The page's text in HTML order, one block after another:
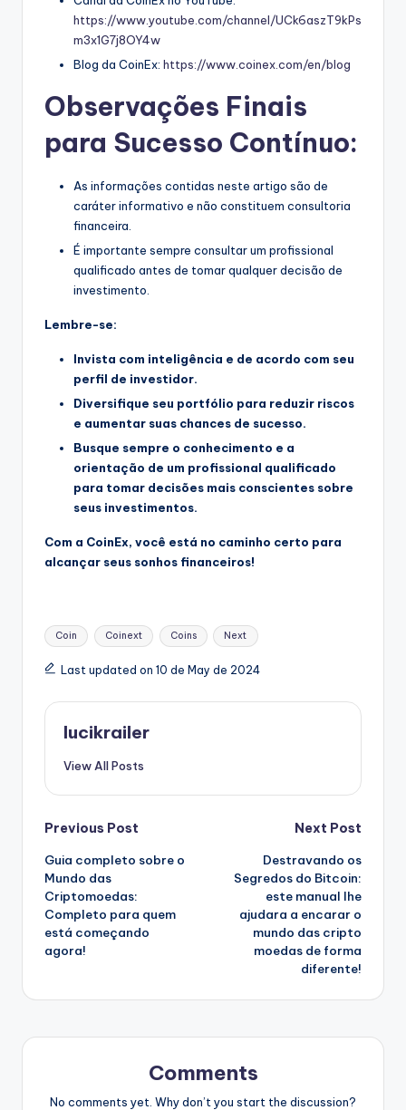
https://www.youtube.com/channel/UCk6aszT9kPs
m3x1G7j8OY4w
Blog da CoinEx: https://www.coinex.com/en/blog
Observações Finais
para Sucesso Contínuo:
As informações contidas neste artigo são de
caráter informativo e não constituem consultoria
financeira.
É importante sempre consultar um profissional
qualificado antes de tomar qualquer decisão de
investimento.
Lembre-se:
Invista com inteligência e de acordo com seu
perfil de investidor.
Diversifique seu portfólio para reduzir riscos
e aumentar suas chances de sucesso.
Busque sempre o conhecimento e a
orientação de um profissional qualificado
para tomar decisões mais conscientes sobre
seus investimentos.
Com a CoinEx, você está no caminho certo para
alcançar seus sonhos financeiros!
Tags:
Coin Coinext Coins Next
Last updated on 10 de May de 2024
lucikrailer
View All Posts
Post
navigation
Previous Post
Guia completo sobre o
Mundo das
Criptomoedas:
Completo para quem
está começando
agora!
Next Post
Destravando os
Segredos do Bitcoin:
este manual lhe
ajudara a encarar o
mundo das cripto
moedas de forma
diferente!
Comments
No comments yet. Why don’t you start the discussion?